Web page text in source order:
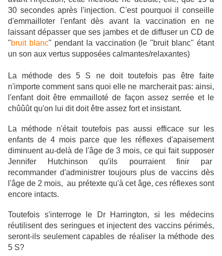
30 secondes après l'injection. C'est pourquoi il conseille
d'emmailloter l'enfant dès avant la vaccination en ne
laissant dépasser que ses jambes et de diffuser un CD de
"bruit blanc" pendant la vaccination (le "bruit blanc" étant
un son aux vertus supposées calmantes/relaxantes)
La méthode des 5 S ne doit toutefois pas être faite
n'importe comment sans quoi elle ne marcherait pas: ainsi,
l'enfant doit être emmailloté de façon assez serrée et le
chûûût qu'on lui dit doit être assez fort et insistant.
La méthode n'était toutefois pas aussi efficace sur les
enfants de 4 mois parce que les réflexes d'apaisement
diminuent au-delà de l'âge de 3 mois, ce qui fait supposer
Jennifer Hutchinson qu'ils pourraient finir par
recommander d'administrer toujours plus de vaccins dès
l'âge de 2 mois, au prétexte qu'à cet âge, ces réflexes sont
encore intacts.
Toutefois s'interroge le Dr Harrington, si les médecins
réutilisent des seringues et injectent des vaccins périmés,
seront-ils seulement capables de réaliser la méthode des
5 S?